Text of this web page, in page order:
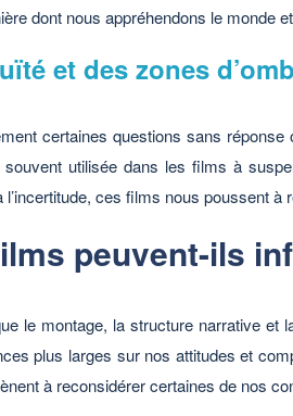
dont nous appréhendons le monde
et des zones
certaines questions sans
utilisée dans les films à
ces films nous poussent
peuvent-ils
le montage, la structure narrative
plus larges sur nos attitudes et
à reconsidérer certaines de nos